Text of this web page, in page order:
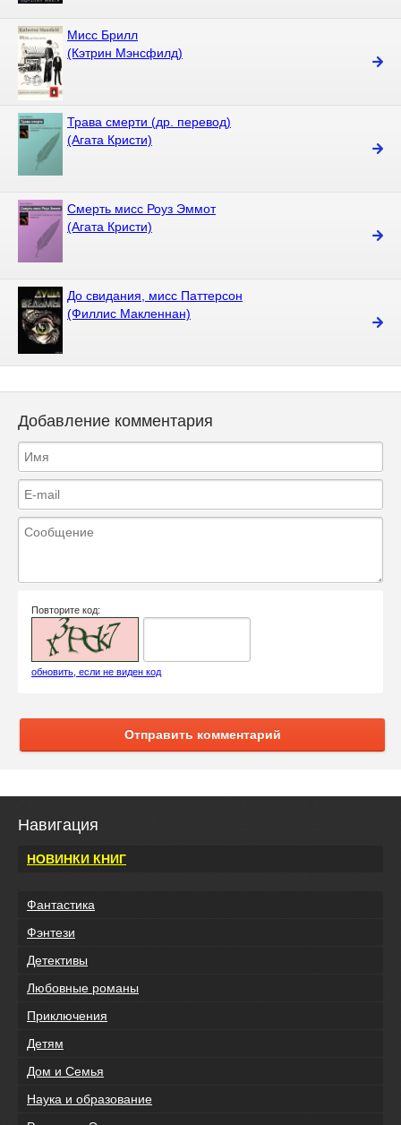
Мисс Брилл
(Кэтрин Мэнсфилд)
Трава смерти (др. перевод)
(Агата Кристи)
Смерть мисс Роуз Эммот
(Агата Кристи)
До свидания, мисс Паттерсон
(Филлис Макленнан)
Добавление комментария
Повторите код:
обновить, если не виден код
Отправить комментарий
Навигация
НОВИНКИ КНИГ
Фантастика
Фэнтези
Детективы
Любовные романы
Приключения
Детям
Дом и Семья
Наука и образование